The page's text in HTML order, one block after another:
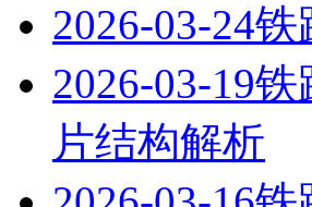
2026-03-24铁
2026-03-19铁
片结构解析